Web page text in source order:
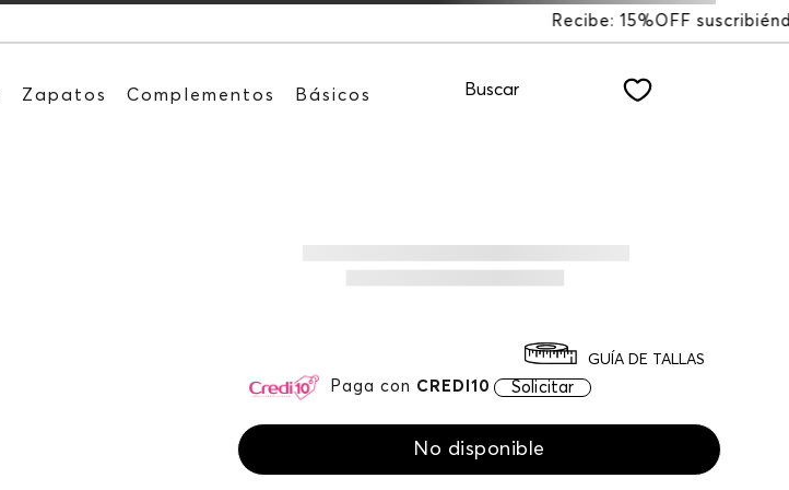
Recibe: 15%OFF suscribiéndote a nuestro NEWSLETTER
Zapatos Complementos Básicos Buscar
Paga con CREDI10 Solicitar
GUÍA DE TALLAS
No disponible